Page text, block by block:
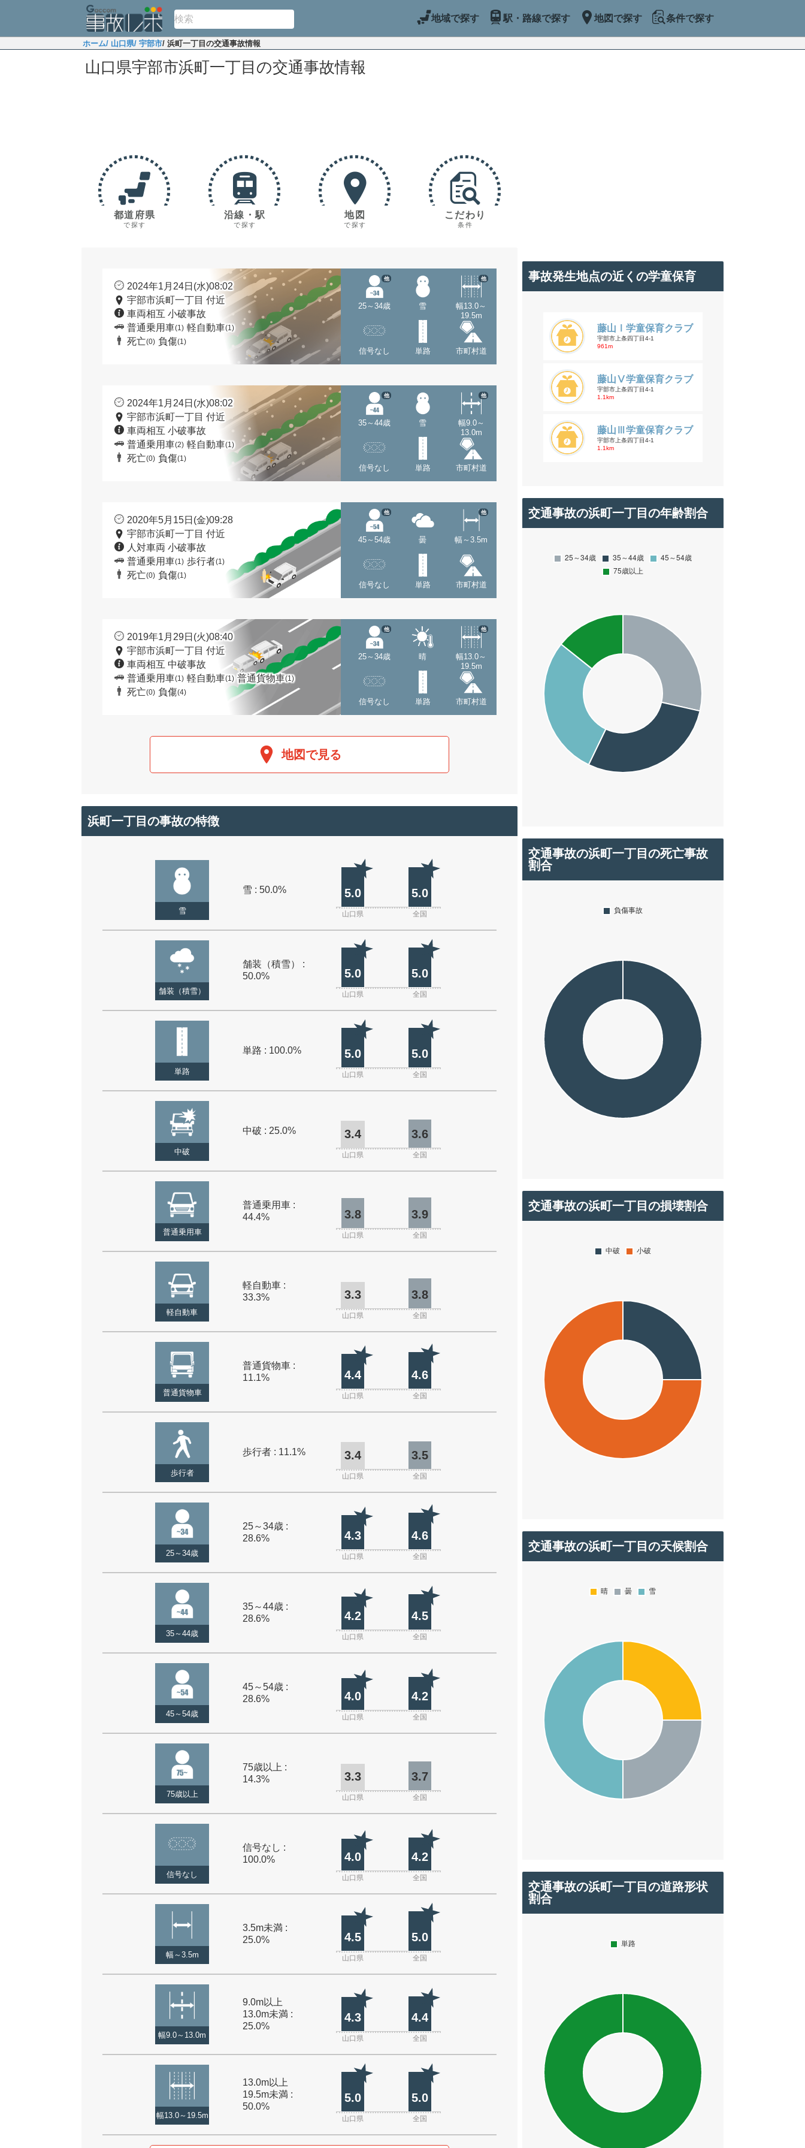
地域で探す 駅・路線で探す 地図で探す 条件で探す
ホーム/ 山口県/ 宇部市/ 浜町一丁目の交通事故情報
山口県宇部市浜町一丁目の交通事故情報
都道府県
で探す
沿線・駅
で探す
地図
で探す
こだわり
条件
2024年1月24日(水)08:02
宇部市浜町一丁目 付近
車両相互 小破事故
普通乗用車(1) 軽自動車(1)
死亡(0) 負傷(1)
25～34歳
他
雪
幅13.0～
19.5m
他
信号なし 単路 市町村道
2024年1月24日(水)08:02
宇部市浜町一丁目 付近
車両相互 小破事故
普通乗用車(2) 軽自動車(1)
死亡(0) 負傷(1)
35～44歳
他
雪
幅9.0～
13.0m
他
信号なし 単路 市町村道
2020年5月15日(金)09:28
宇部市浜町一丁目 付近
人対車両 小破事故
普通乗用車(1) 歩行者(1)
死亡(0) 負傷(1)
45～54歳
他
曇 幅～3.5m
他
信号なし 単路 市町村道
2019年1月29日(火)08:40
宇部市浜町一丁目 付近
車両相互 中破事故
普通乗用車(1) 軽自動車(1) 普通貨物車(1)
死亡(0) 負傷(4)
25～34歳
他
晴
幅13.0～
19.5m
他
信号なし 単路 市町村道
地図で見る
浜町一丁目の事故の特徴
雪
雪 : 50.0% 5.0 5.0
山口県 全国
舗装（積雪）
舗装（積雪） :
50.0%
5.0 5.0
山口県 全国
単路
単路 : 100.0% 5.0 5.0
山口県 全国
中破
中破 : 25.0% 3.4 3.6
山口県 全国
普通乗用車
普通乗用車 :
44.4%
3.8 3.9
山口県 全国
軽自動車
軽自動車 :
33.3%
3.3 3.8
山口県 全国
普通貨物車
普通貨物車 :
11.1%
4.4 4.6
山口県 全国
歩行者
歩行者 : 11.1% 3.4 3.5
山口県 全国
25～34歳
25～34歳 :
28.6%
4.3 4.6
山口県 全国
35～44歳
35～44歳 :
28.6%
4.2 4.5
山口県 全国
45～54歳
45～54歳 :
28.6%
4.0 4.2
山口県 全国
75歳以上
75歳以上 :
14.3%
3.3 3.7
山口県 全国
信号なし
信号なし :
100.0%
4.0 4.2
山口県 全国
幅～3.5m
3.5m未満 :
25.0%
4.5 5.0
山口県 全国
幅9.0～13.0m
9.0m以上
13.0m未満 :
25.0%
4.3 4.4
山口県 全国
幅13.0～19.5m
13.0m以上
19.5m未満 :
50.0%
5.0 5.0
山口県 全国
事故発生地点の近くの学童保育
藤山Ⅰ学童保育クラブ
宇部市上条四丁目4-1
961m
藤山Ⅴ学童保育クラブ
宇部市上条四丁目4-1
1.1km
藤山Ⅲ学童保育クラブ
宇部市上条四丁目4-1
1.1km
交通事故の浜町一丁目の年齢割合
交通事故の浜町一丁目の死亡事故
割合
交通事故の浜町一丁目の損壊割合
交通事故の浜町一丁目の天候割合
交通事故の浜町一丁目の道路形状
割合